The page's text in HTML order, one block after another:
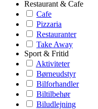
Restaurant & Cafe
Cafe
Pizzaria
Restauranter
Take Away
Sport & Fritid
Aktiviteter
Børneudstyr
Bilforhandler
Biltilbehør
Biludlejning